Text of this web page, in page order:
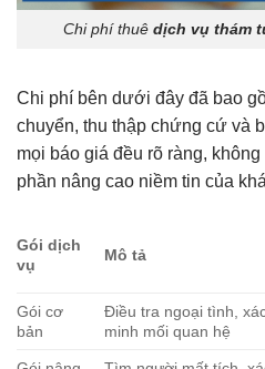
Chi phí thuê dịch vụ thám
Chi phí bên dưới đây đã bao
chuyển, thu thập chứng cứ và
mọi báo giá đều rõ ràng,
phần nâng cao niềm tin của
Gói dịch
vụ
Mô tả
Gói cơ
bản
Điều tra ngoại tình,
minh mối quan hệ